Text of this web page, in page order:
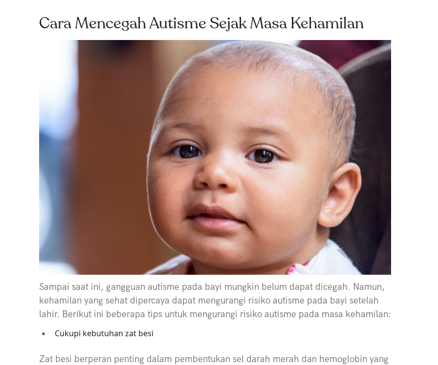
Cara Mencegah Autisme Sejak Masa Kehamilan
Sampai saat ini, gangguan autisme pada bayi mungkin belum dapat dicegah. Namun,
kehamilan yang sehat dipercaya dapat mengurangi risiko autisme pada bayi setelah
lahir. Berikut ini beberapa tips untuk mengurangi risiko autisme pada masa kehamilan:
Cukupi kebutuhan zat besi
Zat besi berperan penting dalam pembentukan sel darah merah dan hemoglobin yang